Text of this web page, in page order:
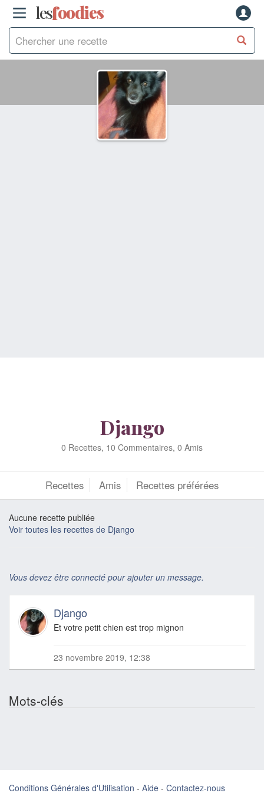
lesfoodies
Django
0 Recettes, 10 Commentaires, 0 Amis
Recettes Amis Recettes préférées
Aucune recette publiée
Voir toutes les recettes de Django
Vous devez être connecté pour ajouter un message.
Django
Et votre petit chien est trop mignon
23 novembre 2019, 12:38
Mots-clés
Conditions Générales d'Utilisation - Aide - Contactez-nous